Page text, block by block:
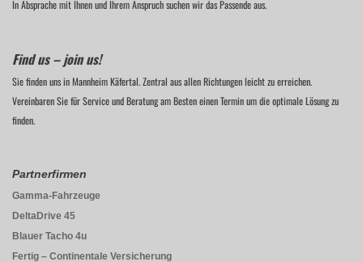
In Absprache mit Ihnen und Ihrem Anspruch suchen wir das Passende aus.
Find us – join us!
Sie finden uns in Mannheim Käfertal. Zentral aus allen Richtungen leicht zu erreichen.
Vereinbaren Sie für Service und Beratung am Besten einen Termin um die optimale Lösung zu
finden.
Partnerfirmen
Gamma-Fahrzeuge
DeltaDrive 45
Blauer Tacho 4u
Fertig – Continentale Versicherung